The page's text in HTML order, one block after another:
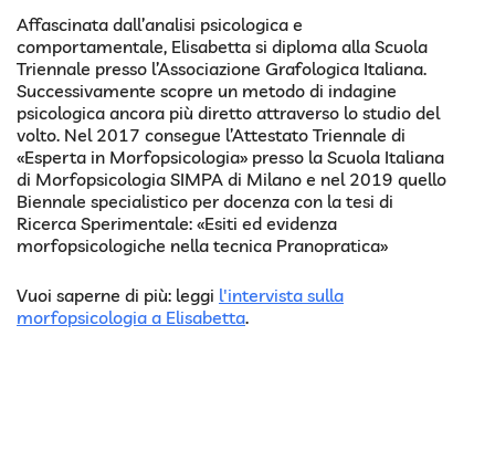
Affascinata dall’analisi psicologica e
comportamentale, Elisabetta si diploma alla Scuola
Triennale presso l’Associazione Grafologica Italiana.
Successivamente scopre un metodo di indagine
psicologica ancora più diretto attraverso lo studio del
volto. Nel 2017 consegue l’Attestato Triennale di
«Esperta in Morfopsicologia» presso la Scuola Italiana
di Morfopsicologia SIMPA di Milano e nel 2019 quello
Biennale specialistico per docenza con la tesi di
Ricerca Sperimentale: «Esiti ed evidenza
morfopsicologiche nella tecnica Pranopratica»
Vuoi saperne di più: leggi l'intervista sulla
morfopsicologia a Elisabetta.